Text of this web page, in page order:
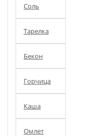
Соль
Тарелка
Бекон
Горчица
Каша
Омлет